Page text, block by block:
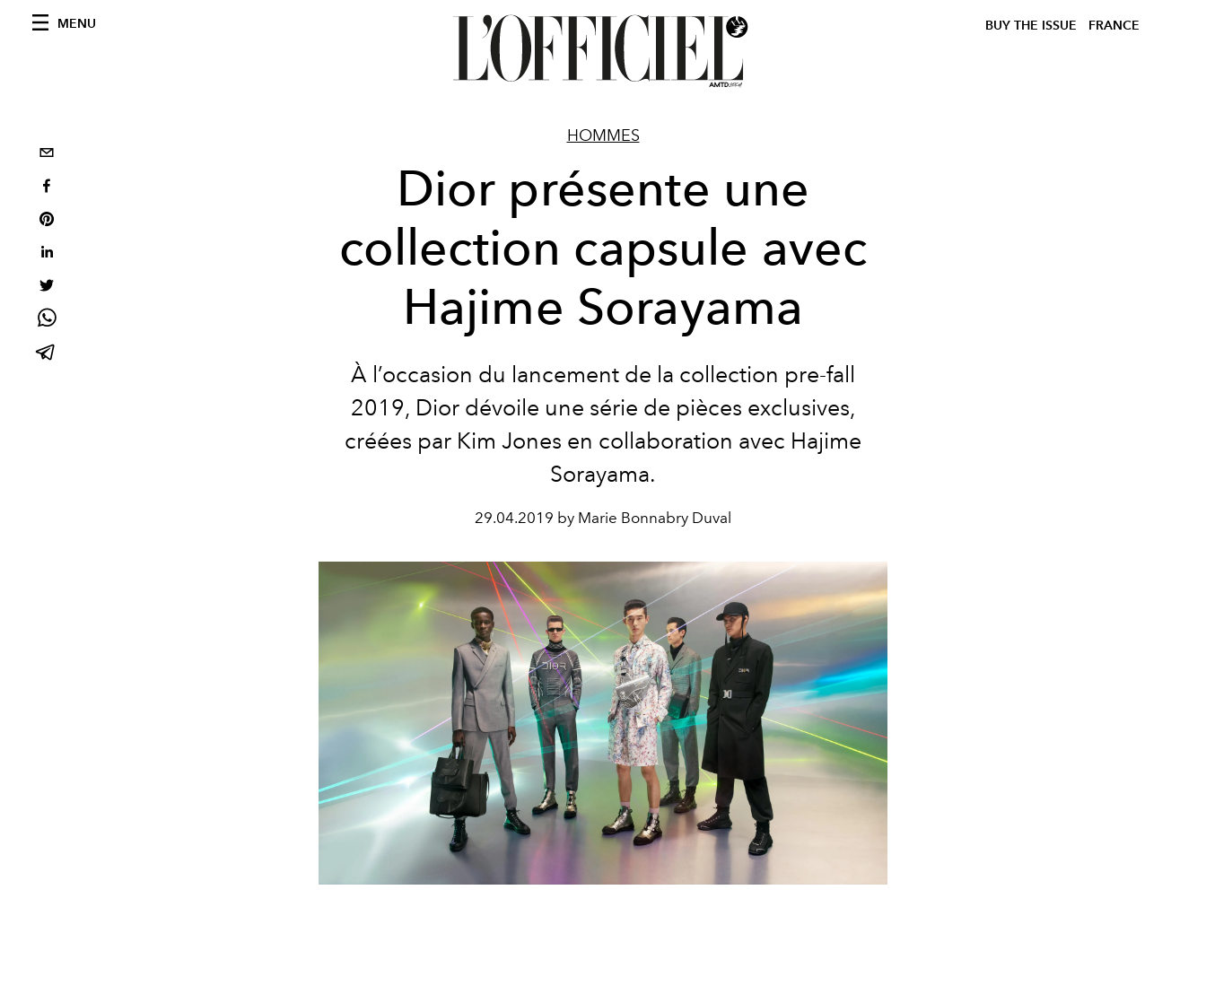
MENU BUY THE ISSUE FRANCE
HOMMES
Dior présente une
collection capsule avec
Hajime Sorayama
À l’occasion du lancement de la collection pre-fall
2019, Dior dévoile une série de pièces exclusives,
créées par Kim Jones en collaboration avec Hajime
Sorayama.
29.04.2019 by Marie Bonnabry Duval